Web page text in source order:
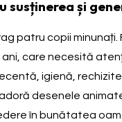
susținerea și
patru copii
ani, care necesită
igienă,
desenele
în bunătatea